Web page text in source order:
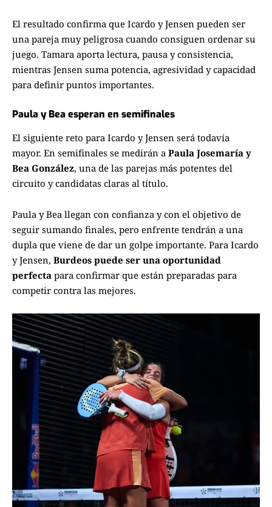
El resultado confirma que Icardo y Jensen pueden ser
una pareja muy peligrosa cuando consiguen ordenar su
juego. Tamara aporta lectura, pausa y consistencia,
mientras Jensen suma potencia, agresividad y capacidad
para definir puntos importantes.
Paula y Bea esperan en semifinales
El siguiente reto para Icardo y Jensen será todavía
mayor. En semifinales se medirán a Paula Josemaría y
Bea González, una de las parejas más potentes del
circuito y candidatas claras al título.
Paula y Bea llegan con confianza y con el objetivo de
seguir sumando finales, pero enfrente tendrán a una
dupla que viene de dar un golpe importante. Para Icardo
y Jensen, Burdeos puede ser una oportunidad
perfecta para confirmar que están preparadas para
competir contra las mejores.